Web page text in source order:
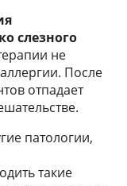
слезного
не
После
отпадает
патологии,
такие